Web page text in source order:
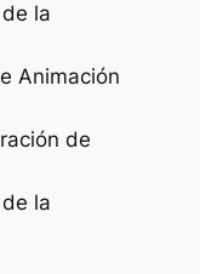
la
Animación
de
la